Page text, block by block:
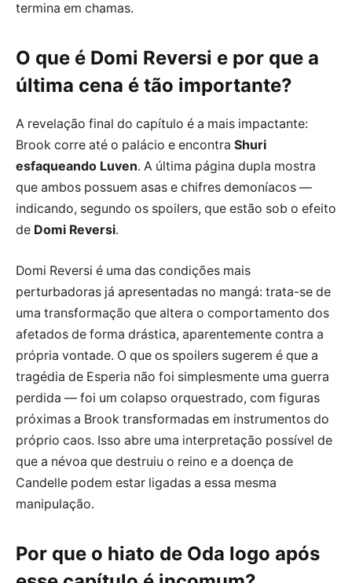
termina em chamas.
O que é Domi Reversi e por que a
última cena é tão importante?
A revelação final do capítulo é a mais impactante:
Brook corre até o palácio e encontra Shuri
esfaqueando Luven. A última página dupla mostra
que ambos possuem asas e chifres demoníacos —
indicando, segundo os spoilers, que estão sob o efeito
de Domi Reversi.
Domi Reversi é uma das condições mais
perturbadoras já apresentadas no mangá: trata-se de
uma transformação que altera o comportamento dos
afetados de forma drástica, aparentemente contra a
própria vontade. O que os spoilers sugerem é que a
tragédia de Esperia não foi simplesmente uma guerra
perdida — foi um colapso orquestrado, com figuras
próximas a Brook transformadas em instrumentos do
próprio caos. Isso abre uma interpretação possível de
que a névoa que destruiu o reino e a doença de
Candelle podem estar ligadas a essa mesma
manipulação.
Por que o hiato de Oda logo após